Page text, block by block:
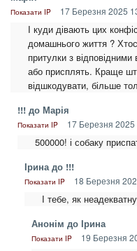
Показати IP 17 Березня 2025
І куди дівають цих
домашнього життя ?
притулки з
або присплять. Краще
відшкодувати, більше
!!! до Марія
Показати IP 17 Березня
500000! і собаку
Ірина до !!!
Показати IP 18 Березня
І тебе, як неадекватну
Анонім до Ірина
Показати IP 19 Березня